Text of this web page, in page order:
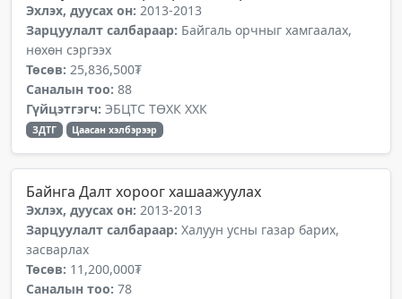
Эхлэх, дуусах он: 2013-2013
Зарцуулалт салбараар: Байгаль орчныг хамгаалах,
нөхөн сэргээх
Төсөв: 25,836,500₮
Саналын тоо: 88
Гүйцэтгэгч: ЭБЦТС ТӨХК ХХК
ЗДТГ Цаасан хэлбэрээр
Байнга Далт хороог хашаажуулах
Эхлэх, дуусах он: 2013-2013
Зарцуулалт салбараар: Халуун усны газар барих,
засварлах
Төсөв: 11,200,000₮
Саналын тоо: 78